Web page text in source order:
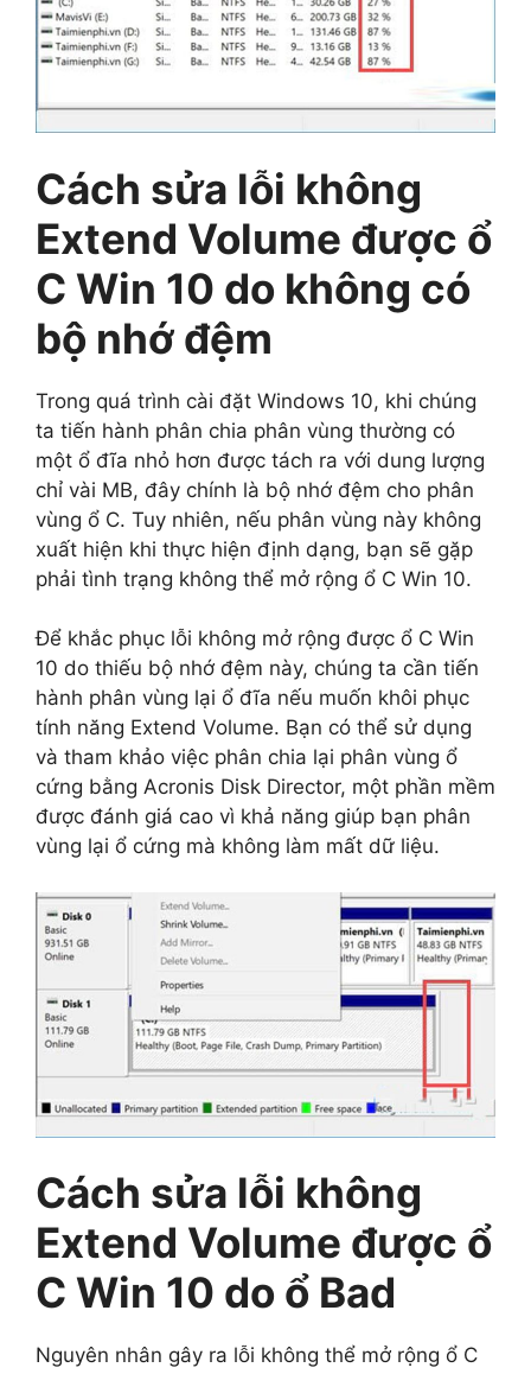
Cách sửa lỗi không
Extend Volume được ổ
C Win 10 do không có
bộ nhớ đệm
Trong quá trình cài đặt Windows 10, khi chúng
ta tiến hành phân chia phân vùng thường có
một ổ đĩa nhỏ hơn được tách ra với dung lượng
chỉ vài MB, đây chính là bộ nhớ đệm cho phân
vùng ổ C. Tuy nhiên, nếu phân vùng này không
xuất hiện khi thực hiện định dạng, bạn sẽ gặp
phải tình trạng không thể mở rộng ổ C Win 10.
Để khắc phục lỗi không mở rộng được ổ C Win
10 do thiếu bộ nhớ đệm này, chúng ta cần tiến
hành phân vùng lại ổ đĩa nếu muốn khôi phục
tính năng Extend Volume. Bạn có thể sử dụng
và tham khảo việc phân chia lại phân vùng ổ
cứng bằng Acronis Disk Director, một phần mềm
được đánh giá cao vì khả năng giúp bạn phân
vùng lại ổ cứng mà không làm mất dữ liệu.
Cách sửa lỗi không
Extend Volume được ổ
C Win 10 do ổ Bad
Nguyên nhân gây ra lỗi không thể mở rộng ổ C